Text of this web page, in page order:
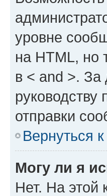
уровне
на HTML, но
в < and >. За
отправки
Вернуться
Могу ли я
Нет. На этой